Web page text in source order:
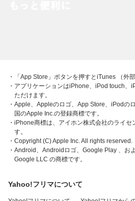
・「App Store」ボタンを押すとiTunes （外
・アプリケーションはiPhone、iPod touch
ただけます。
・Apple、Appleのロゴ、App Store、iPodの
国のApple Inc.の登録商標です。
・iPhone商標は、アイホン株式会社のライセ
す。
・Copyright (C) Apple Inc. All rights reserved.
・Android、Androidロゴ、Google Play 、お
Google LLC の商標です。
Yahoo!フリマについて